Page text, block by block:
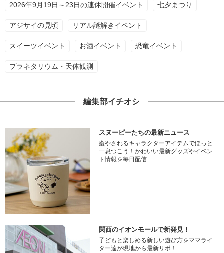
2026年9月19日～23日の連休開催イベント 七夕まつり
アジサイの見頃 リアル謎解きイベント
スイーツイベント お酒イベント 恐竜イベント
プラネタリウム・天体観測
編集部イチオシ
スヌーピーたちの最新ニュース
癒やされるキャラクターアイテムでほっと
一息つこう！かわいい最新グッズやイベン
ト情報を毎日配信
関西のイオンモールで新発見！
子どもと楽しめる新しい遊び方をママライ
ター達が現地から最新リポ！